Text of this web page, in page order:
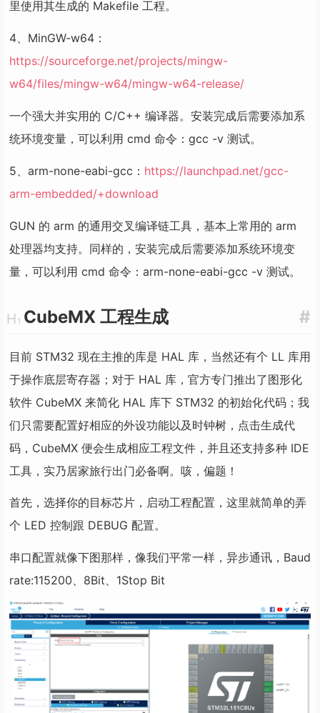
里使用其生成的 Makefile 工程。
4、MinGW-w64：
https://sourceforge.net/projects/mingw-
w64/files/mingw-w64/mingw-w64-release/
一个强大并实用的 C/C++ 编译器。安装完成后需要添加系
统环境变量，可以利用 cmd 命令：gcc -v 测试。
5、arm-none-eabi-gcc： https://launchpad.net/gcc-
arm-embedded/+download
GUN 的 arm 的通用交叉编译链工具，基本上常用的 arm
处理器均支持。同样的，安装完成后需要添加系统环境变
量，可以利用 cmd 命令：arm-none-eabi-gcc -v 测试。
#
CubeMX 工程生成
目前 STM32 现在主推的库是 HAL 库，当然还有个 LL 库用
于操作底层寄存器；对于 HAL 库，官方专门推出了图形化
软件 CubeMX 来简化 HAL 库下 STM32 的初始化代码；我
们只需要配置好相应的外设功能以及时钟树，点击生成代
码，CubeMX 便会生成相应工程文件，并且还支持多种 IDE
工具，实乃居家旅行出门必备啊。咳，偏题！
首先，选择你的目标芯片，启动工程配置，这里就简单的弄
个 LED 控制跟 DEBUG 配置。
串口配置就像下图那样，像我们平常一样，异步通讯，Baud
rate:115200、8Bit、1Stop Bit